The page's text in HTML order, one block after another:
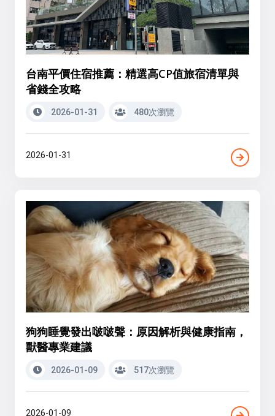
台南平價住宿推薦：精選高CP值旅宿清單與
省錢全攻略
2026-01-31 480次瀏覽
2026-01-31
狗狗睡覺發出啵啵聲：原因解析與健康指南，
獸醫專業建議
2026-01-09 517次瀏覽
2026-01-09